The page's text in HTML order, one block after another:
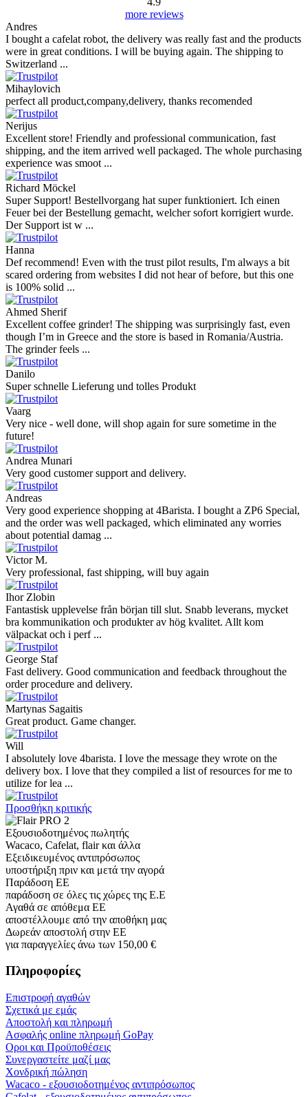
FAQ (Outin Eva Protective Case - θήκη
προστασίας (Maple Brown))
Δεν υπάρχουν διαθέσιμες ερωτήσεις.
Προσθήκη ερώτησης
Το Όνομα σας
απαιτείται email. Χρησιμοποιείται μόνο για την αποστολή απάντησης και δεν θα
δημοσιευτεί.
Η ερώτησή σας
Προσθήκη ερώτησης
Κριτικές από τους πελάτες μας
4.9
Andres
I bought a cafelat robot, the delivery was really fast and the products
were in great conditions. I will be buying again. The shipping to
Switzerland ...
Mihaylovich
perfect all product,company,delivery, thanks recomended
Nerijus
Excellent store! Friendly and professional communication, fast
shipping, and the item arrived well packaged. The whole purchasing
experience was smoot ...
Richard Möckel
Super Support! Bestellvorgang hat super funktioniert. Ich einen
Feuer bei der Bestellung gemacht, welcher sofort korrigiert wurde.
Der Support ist w ...
Hanna
Def recommend! Even with the trust pilot results, I'm always a bit
scared ordering from websites I did not hear of before, but this one
is 100% solid ...
Ahmed Sherif
Excellent coffee grinder! The shipping was surprisingly fast, even
though I’m in Greece and the store is based in Romania/Austria.
The grinder feels ...
Danilo
Super schnelle Lieferung und tolles Produkt
Vaarg
Very nice - well done, will shop again for sure sometime in the
future!
Andrea Munari
Very good customer support and delivery.
Andreas
Very good experience shopping at 4Barista. I bought a ZP6 Special,
and the order was well packaged, which eliminated any worries
about potential damag ...
Victor M.
Very professional, fast shipping, will buy again
Ihor Zlobin
Fantastisk upplevelse från början till slut. Snabb leverans, mycket
välpackat och i perf ...
George Staf
Fast delivery. Good communication and feedback throughout the
order procedure and delivery.
Martynas Sagaitis
Great product. Game changer.
Will
I absolutely love 4barista. I love the message they wrote on the